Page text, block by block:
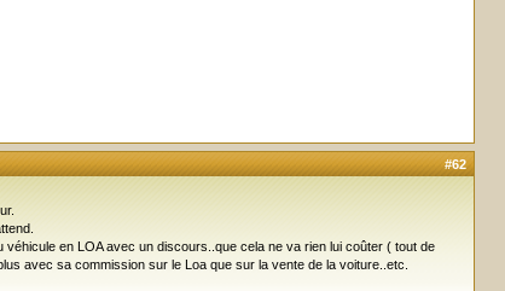
#62
en LOA avec un discours..que cela ne va rien lui coûter ( tout de
avec sa commission sur le Loa que sur la vente de la voiture..etc.